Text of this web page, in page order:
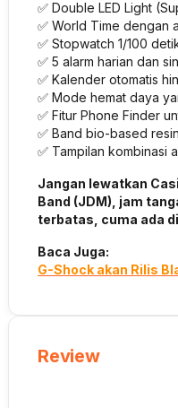
✅ Double LED Light
✅ World Time dengan
✅ Stopwatch 1/100
✅ 5 alarm harian dan
✅ Kalender otomatis
✅ Mode hemat daya
✅ Fitur Phone Finder
✅ Band bio-based
✅ Tampilan kombinasi
Jangan lewatkan
Band (JDM), jam
terbatas, cuma ada
Baca Juga:
G-Shock akan Rilis
Review